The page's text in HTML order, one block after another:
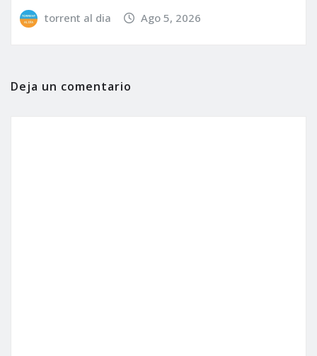
torrent al dia Ago 5, 2026
Deja un comentario